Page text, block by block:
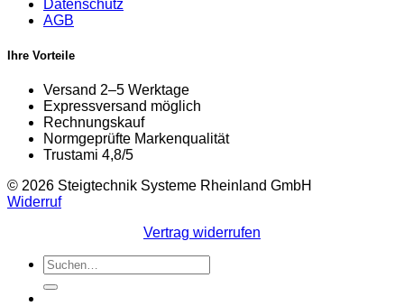
Datenschutz
AGB
Ihre Vorteile
Versand 2–5 Werktage
Expressversand möglich
Rechnungskauf
Normgeprüfte Markenqualität
Trustami 4,8/5
© 2026 Steigtechnik Systeme Rheinland GmbH
Widerruf
Vertrag widerrufen
Suchen
nach: